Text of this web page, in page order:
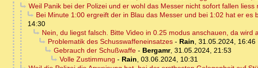
Weil Panik bei der Polizei und er wohl das Messer nicht sofort fallen liess
Bei Minute 1:00 ergreift der in Blau das Messer und bei 1:02 hat er es
14:30
Nein, du liegst falsch. Bitte Video in 0.25 modus anschauen, da wird
Problematik des Schusswaffeneinsatzes- Rain, 31.05.2024, 16:46
Gebrauch der Schußwaffe- Bergamr, 31.05.2024, 21:53
Volle Zustimmung - Rain, 03.06.2024, 10:31